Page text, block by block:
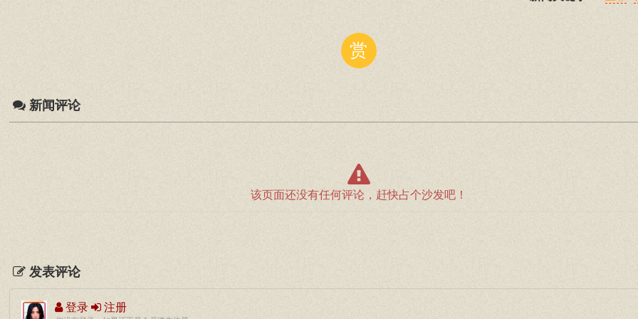
赏
新闻评论
该页面还没有任何评论，赶快占个沙发吧！
发表评论
登录 注册